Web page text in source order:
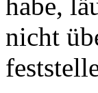
nicht